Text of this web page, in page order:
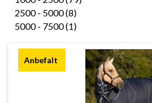
2500 - 5000 (8)
5000 - 7500 (1)